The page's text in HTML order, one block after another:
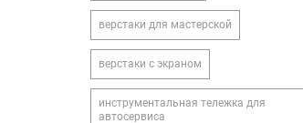
верстаки для мастерской
верстаки с экраном
инструментальная тележка для
автосервиса